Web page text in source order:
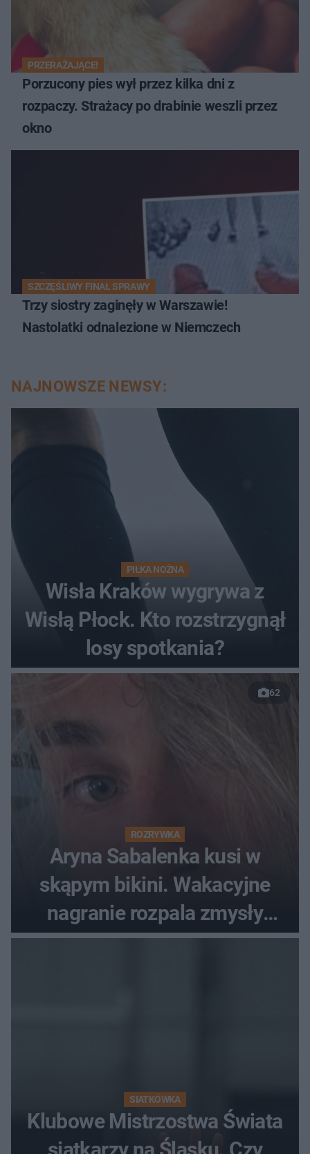
PRZERAŻAJĄCE!
Porzucony pies wył przez kilka dni z
rozpaczy. Strażacy po drabinie weszli przez
okno
SZCZĘŚLIWY FINAŁ SPRAWY
Trzy siostry zaginęły w Warszawie!
Nastolatki odnalezione w Niemczech
NAJNOWSZE NEWSY:
PIŁKA NOŻNA
Wisła Kraków wygrywa z
Wisłą Płock. Kto rozstrzygnął
losy spotkania?
62
ROZRYWKA
Aryna Sabalenka kusi w
skąpym bikini. Wakacyjne
nagranie rozpala zmysły
fanów
SIATKÓWKA
Klubowe Mistrzostwa Świata